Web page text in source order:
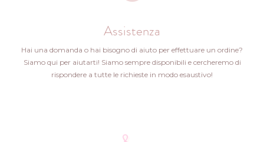
Assistenza
Hai una domanda o hai bisogno di aiuto per effettuare un ordine?
Siamo qui per aiutarti! Siamo sempre disponibili e cercheremo di
rispondere a tutte le richieste in modo esaustivo!